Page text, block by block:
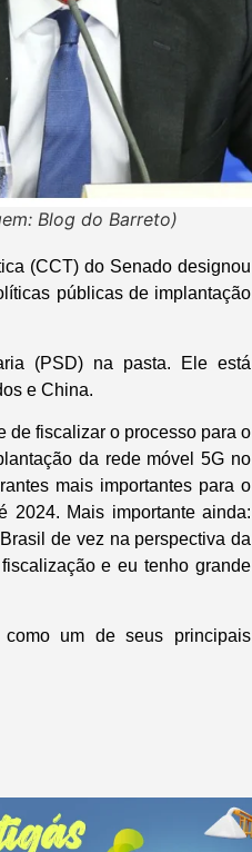
Blog do Barreto)
(CCT) do Senado designou
públicas de implantação
(PSD) na pasta. Ele está
e China.
de fiscalizar o processo para o
da rede móvel 5G no
mais importantes para o
2024. Mais importante ainda:
de vez na perspectiva da
e eu tenho grande
um de seus principais